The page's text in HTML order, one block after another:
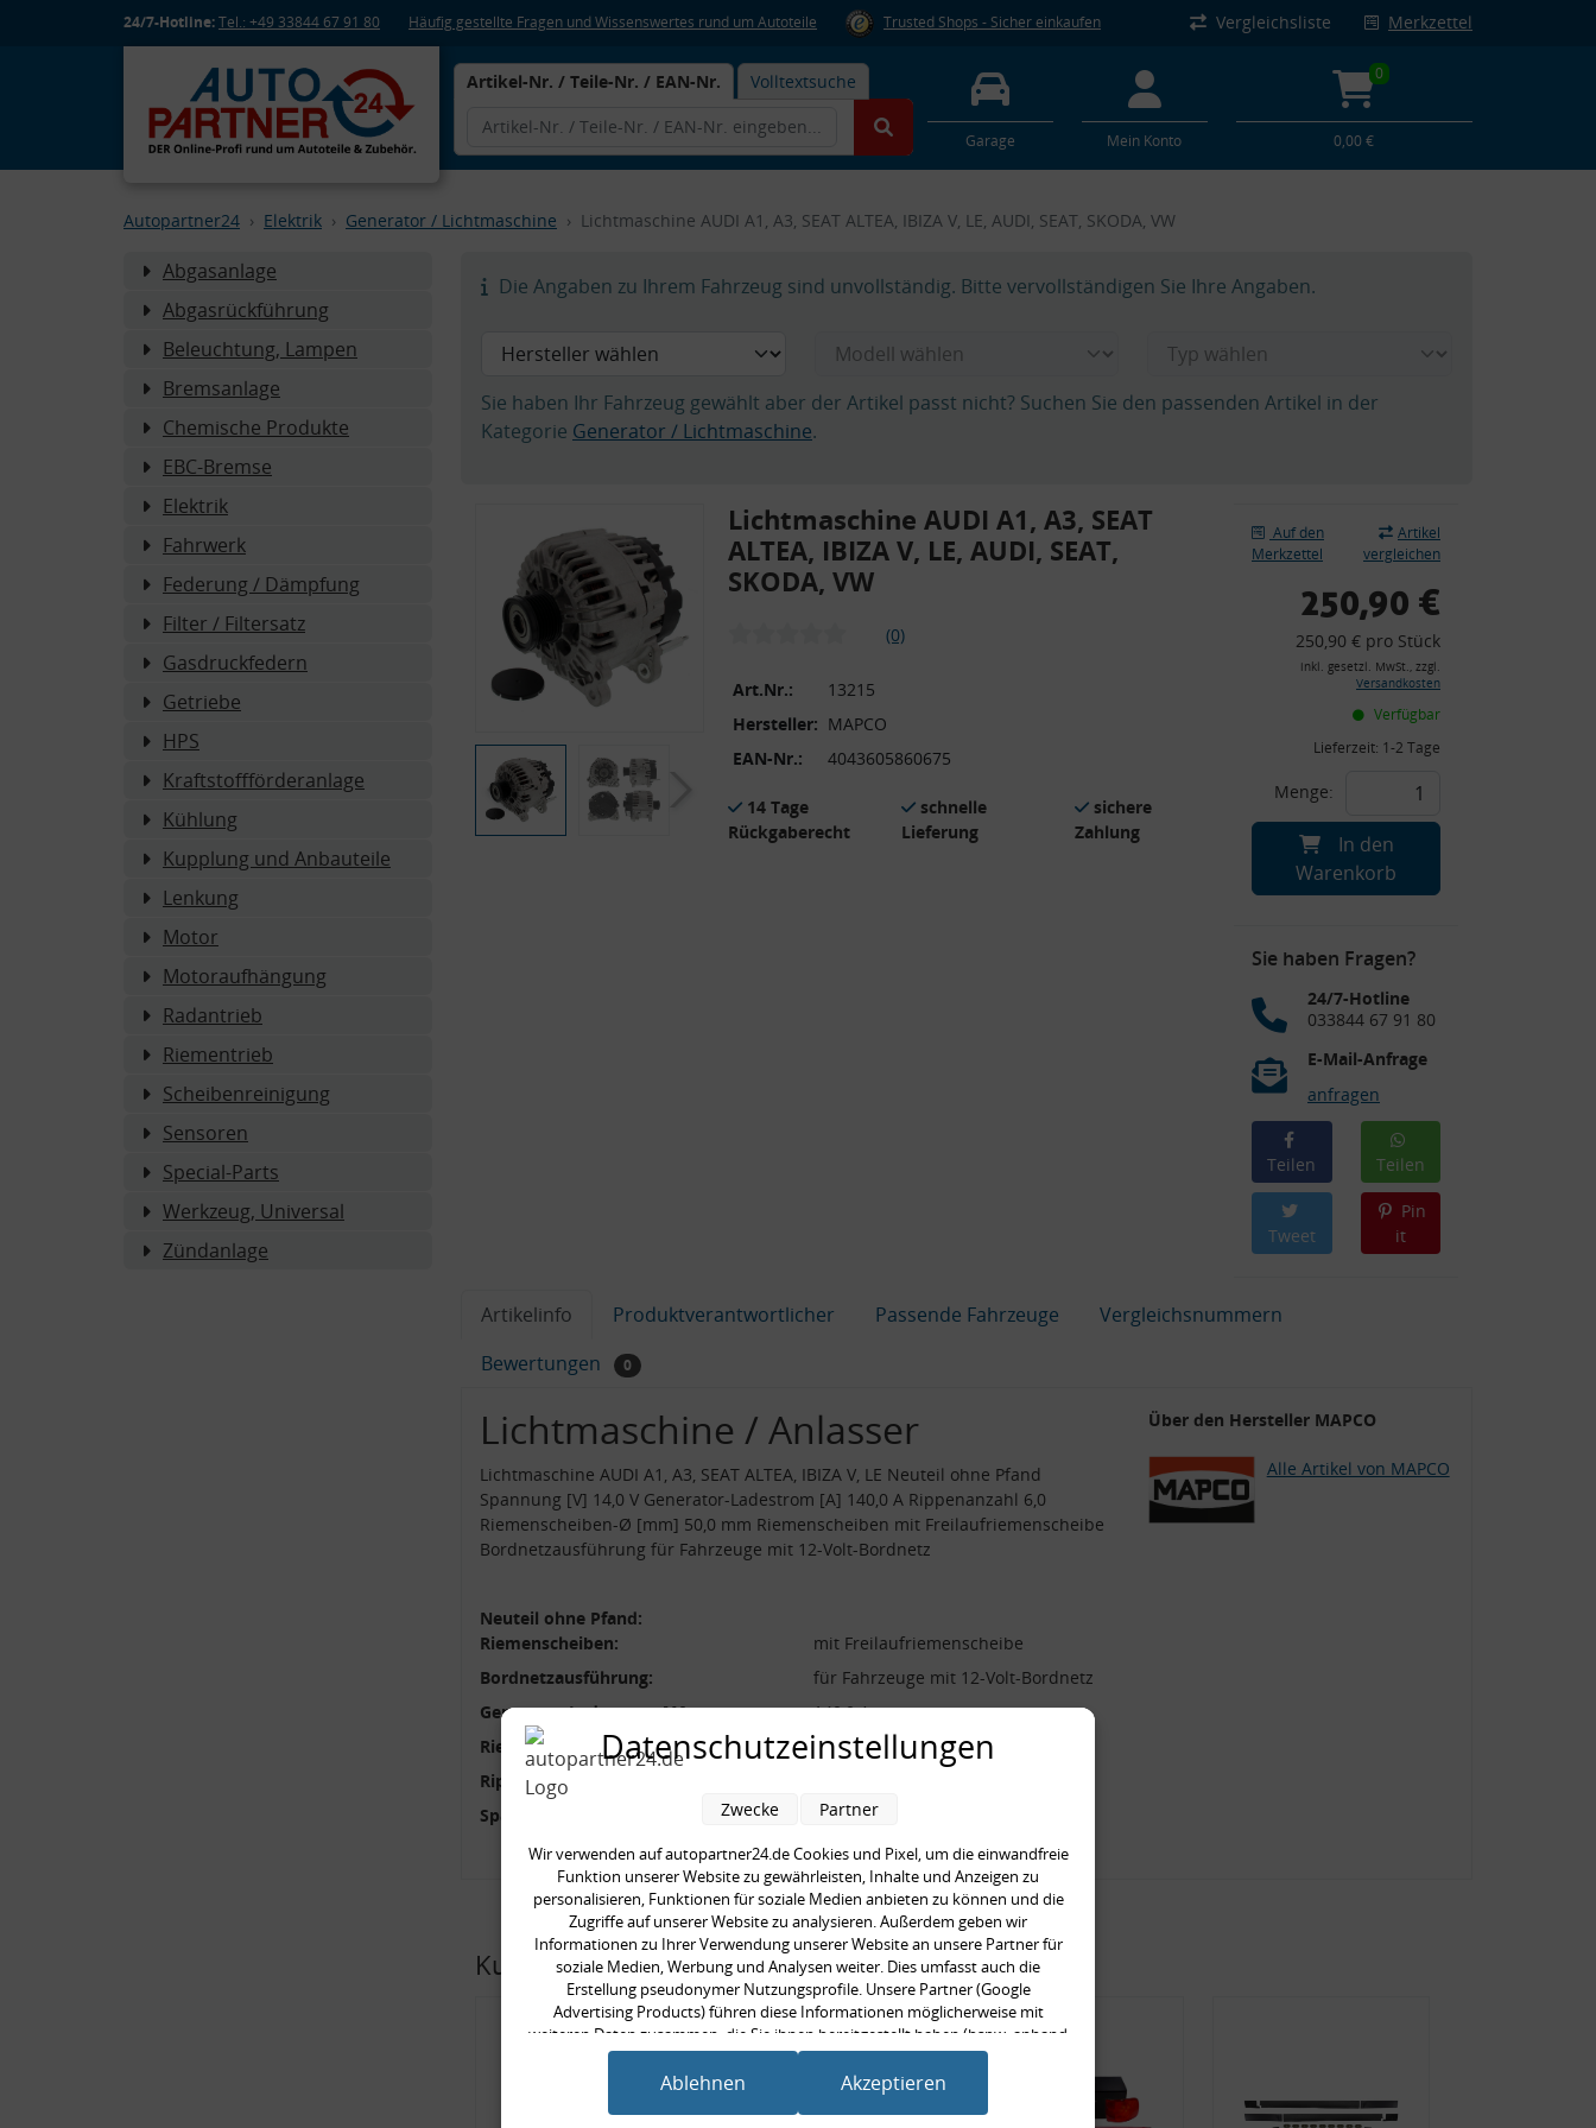
24/7-Hotline:Tel.: +49 33844 67 91 80 Häufig gestellte Fragen und Wissenswertes rund um Autoteile Trusted Shops - Sicher einkaufen Vergleichsliste Merkzettel
Artikel-Nr. / Teile-Nr. / EAN-Nr. Volltextsuche
Garage Mein Konto
0
0,00 €
Autopartner24 Elektrik Generator / Lichtmaschine Lichtmaschine AUDI A1, A3, SEAT ALTEA, IBIZA V, LE, AUDI, SEAT, SKODA, VW
Abgasanlage
Abgasrückführung
Beleuchtung, Lampen
Bremsanlage
Chemische Produkte
EBC-Bremse
Elektrik
Fahrwerk
Federung / Dämpfung
Filter / Filtersatz
Gasdruckfedern
Getriebe
HPS
Kraftstoffförderanlage
Kühlung
Kupplung und Anbauteile
Lenkung
Motor
Motoraufhängung
Radantrieb
Riementrieb
Scheibenreinigung
Sensoren
Special-Parts
Werkzeug, Universal
Zündanlage
Die Angaben zu Ihrem Fahrzeug sind unvollständig. Bitte vervollständigen Sie Ihre Angaben.
Sie haben Ihr Fahrzeug gewählt aber der Artikel passt nicht? Suchen Sie den passenden Artikel in der
Kategorie Generator / Lichtmaschine.
Lichtmaschine AUDI A1, A3, SEAT
ALTEA, IBIZA V, LE, AUDI, SEAT,
SKODA, VW
(0)
Art.Nr.:
13215
Hersteller: MAPCO
EAN-Nr.:
4043605860675
14 Tage
Rückgaberecht
schnelle
Lieferung
sichere
Zahlung
Auf den
Merkzettel
Artikel
vergleichen
250,90 €
250,90 € pro Stück
inkl. gesetzl. MwSt., zzgl.
Versandkosten
Verfügbar
Lieferzeit: 1-2 Tage
Menge:
In den
Warenkorb
Sie haben Fragen?
24/7-Hotline
033844 67 91 80
E-Mail-Anfrage
anfragen
Teilen Teilen
Tweet
Pin
it
Artikelinfo Produktverantwortlicher Passende Fahrzeuge
Vergleichsnummern
Bewertungen
0
Lichtmaschine / Anlasser
Lichtmaschine AUDI A1, A3, SEAT ALTEA, IBIZA V, LE Neuteil ohne Pfand
Spannung [V] 14,0 V Generator-Ladestrom [A] 140,0 A Rippenanzahl 6,0
Riemenscheiben-Ø [mm] 50,0 mm Riemenscheiben mit Freilaufriemenscheibe
Bordnetzausführung für Fahrzeuge mit 12-Volt-Bordnetz
Neuteil ohne Pfand:
Riemenscheiben:
mit Freilaufriemenscheibe
Bordnetzausführung:
für Fahrzeuge mit 12-Volt-Bordnetz
Generator-Ladestrom [A]:
140,0 A
Riemenscheiben-Ø [mm]:
50,0 mm
Rippenanzahl:
Spannung [V]:
14,0 V
Über den Hersteller MAPCO
Alle Artikel von MAPCO
Kunden kauften auch
Datenschutzeinstellungen
Wir verwenden auf autopartner24.de Cookies und Pixel, um die einwandfreie
Funktion unserer Website zu gewährleisten, Inhalte und Anzeigen zu
personalisieren, Funktionen für soziale Medien anbieten zu können und die
Zugriffe auf unserer Website zu analysieren. Außerdem geben wir
Informationen zu Ihrer Verwendung unserer Website an unsere Partner für
soziale Medien, Werbung und Analysen weiter. Dies umfasst auch die
Erstellung pseudonymer Nutzungsprofile. Unsere Partner (Google
Advertising Products) führen diese Informationen möglicherweise mit
weiteren Daten zusammen, die Sie ihnen bereitgestellt haben (bspw. anhand
eines persönlichen Accounts) oder welche sie im Rahmen Ihrer Nutzung der
Dienste gesammelt haben (bspw. Nutzungsdaten anderer Geräte). Ihre
Einwilligung zur Nutzung von Cookies und Pixeln können Sie jederzeit
Zwecke Partner
Ablehnen Akzeptieren